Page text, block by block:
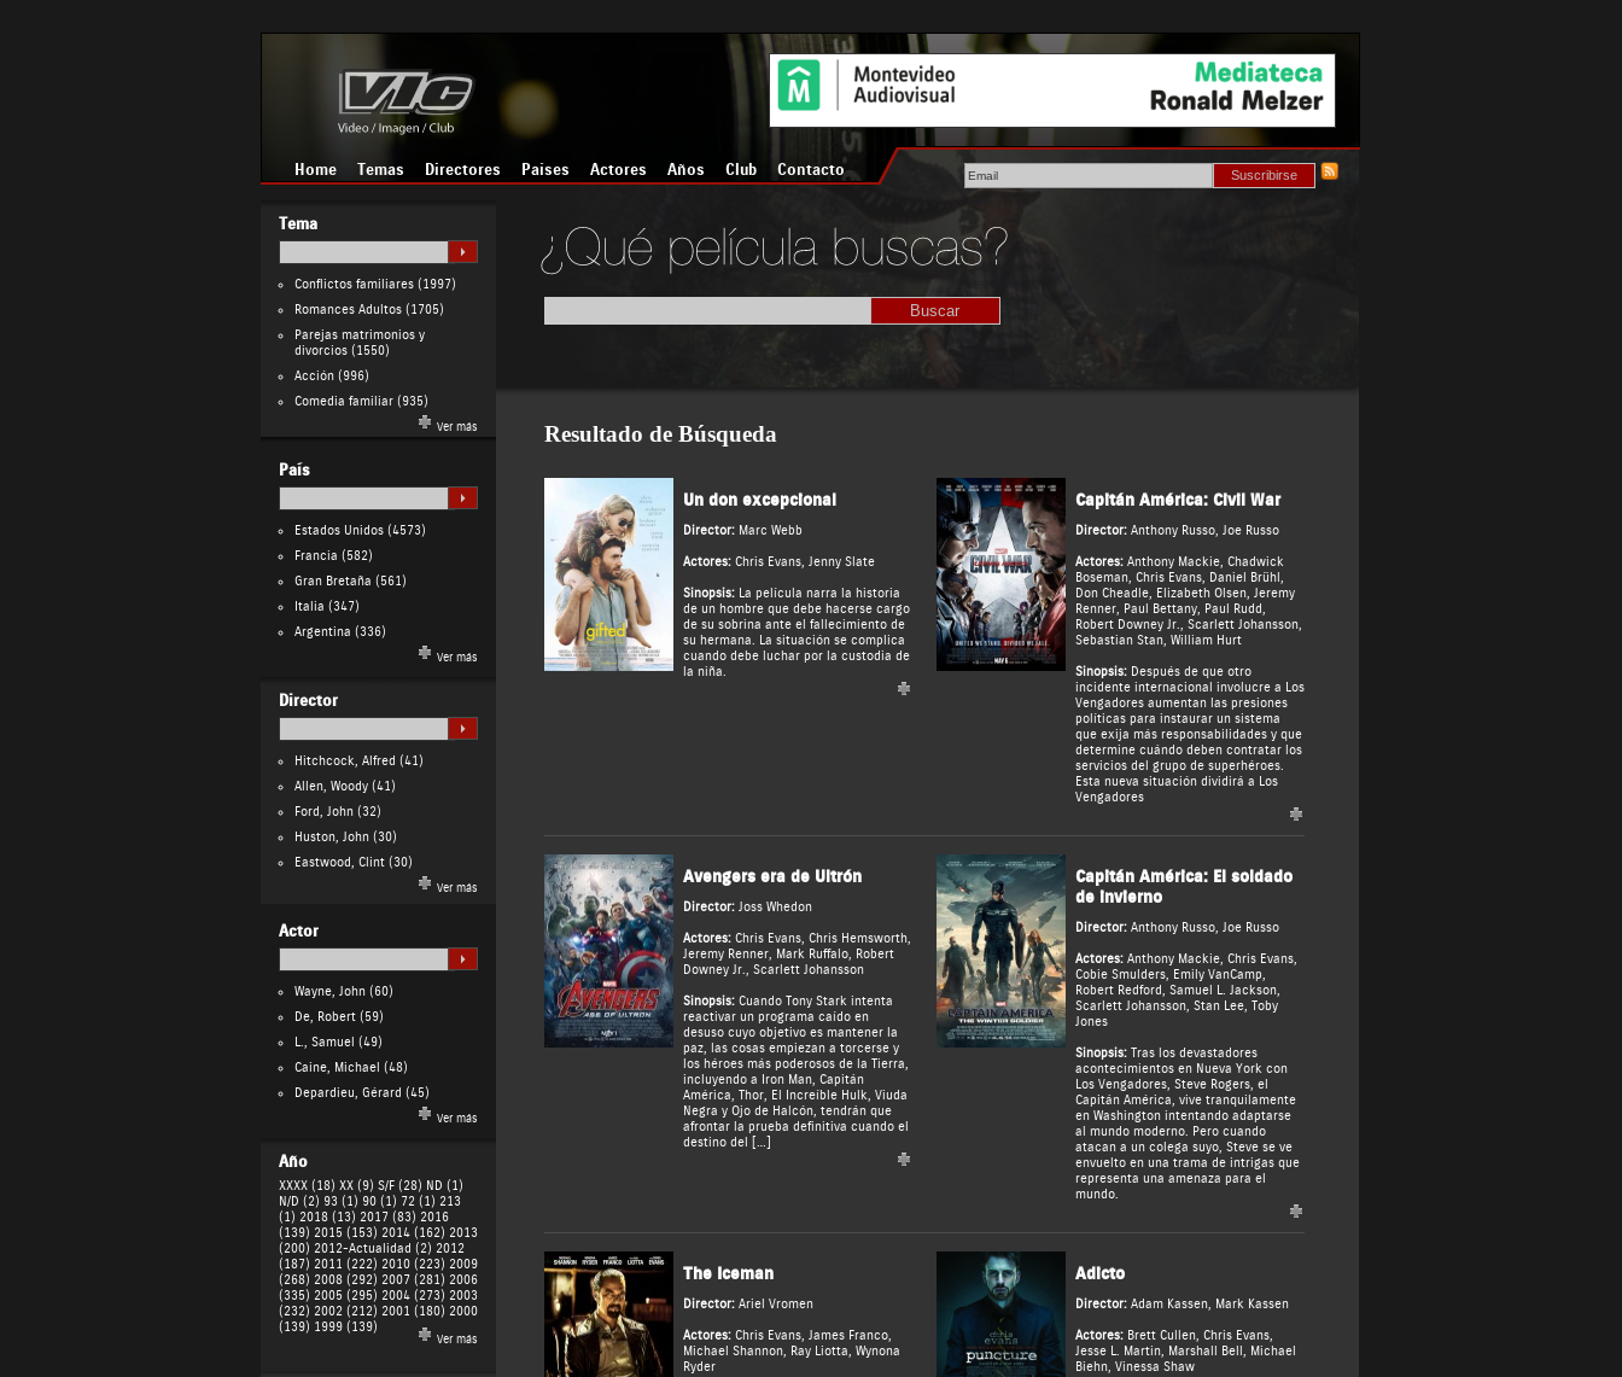
Home Temas Directores Países Actores Años Club Contacto
Tema
Conflictos familiares(1997)
Romances Adultos(1705)
Parejas matrimonios y
divorcios(1550)
Acción(996)
Comedia familiar(935)
Ver más
País
Estados Unidos(4573)
Francia (582)
Gran Bretaña (561)
Italia (347)
Argentina (336)
Ver más
Director
Hitchcock, Alfred (41)
Allen, Woody(41)
Ford, John(32)
Huston, John(30)
Eastwood, Clint(30)
Ver más
Actor
Wayne, John(60)
De, Robert(59)
L., Samuel (49)
Caine, Michael (48)
Depardieu, Gérard (45)
Ver más
Año
XXXX (18) XX (9) S/F (28) ND (1)
N/D (2) 93 (1) 90 (1) 72 (1) 213
(1) 2018 (13) 2017 (83) 2016
(139) 2015 (153) 2014 (162) 2013
(200) 2012-Actualidad (2) 2012
(187) 2011 (222) 2010 (223) 2009
(268) 2008 (292) 2007 (281) 2006
(335) 2005 (295) 2004 (273) 2003
(232) 2002 (212) 2001 (180) 2000
(139) 1999 (139)
Ver más
Resultado de Búsqueda
Un don excepcional
Director: Marc Webb
Actores: Chris Evans, Jenny Slate
Sinopsis:La película narra la historia
de un hombre que debe hacerse cargo
de su sobrina ante el fallecimiento de
su hermana. La situación se complica
cuando debe luchar por la custodia de
la niña.
Capitán América: Civil War
Director: Anthony Russo, Joe Russo
Actores: Anthony Mackie, Chadwick
Boseman, Chris Evans, Daniel Brühl ,
Don Cheadle, Elizabeth Olsen, Jeremy
Renner, Paul Bettany, Paul Rudd,
Robert Downey Jr., Scarlett Johansson,
Sebastian Stan, William Hurt
Sinopsis:Después de que otro
incidente internacional involucre a Los
Vengadores aumentan las presiones
políticas para instaurar un sistema
que exija más responsabilidades y que
determine cuándo deben contratar los
servicios del grupo de superhéroes.
Esta nueva situación dividirá a Los
Vengadores
Avengers era de Ultrón
Director: Joss Whedon
Actores: Chris Evans, Chris Hemsworth,
Jeremy Renner, Mark Ruffalo, Robert
Downey Jr., Scarlett Johansson
Sinopsis:Cuando Tony Stark intenta
reactivar un programa caído en
desuso cuyo objetivo es mantener la
paz, las cosas empiezan a torcerse y
los héroes más poderosos de la Tierra,
incluyendo a Iron Man, Capitán
América, Thor, El Increíble Hulk, Viuda
Negra y Ojo de Halcón, tendrán que
afrontar la prueba definitiva cuando el
destino del […]
Capitán América: El soldado
de invierno
Director: Anthony Russo, Joe Russo
Actores: Anthony Mackie, Chris Evans,
Cobie Smulders, Emily VanCamp,
Robert Redford, Samuel L. Jackson,
Scarlett Johansson, Stan Lee, Toby
Jones
Sinopsis:Tras los devastadores
acontecimientos en Nueva York con
Los Vengadores, Steve Rogers, el
Capitán América, vive tranquilamente
en Washington intentando adaptarse
al mundo moderno. Pero cuando
atacan a un colega suyo, Steve se ve
envuelto en una trama de intrigas que
representa una amenaza para el
mundo.
The Iceman
Director: Ariel Vromen
Actores: Chris Evans, James Franco,
Michael Shannon, Ray Liotta, Wynona
Ryder
Adicto
Director: Adam Kassen, Mark Kassen
Actores: Brett Cullen, Chris Evans,
Jesse L. Martin, Marshall Bell , Michael
Biehn, Vinessa Shaw